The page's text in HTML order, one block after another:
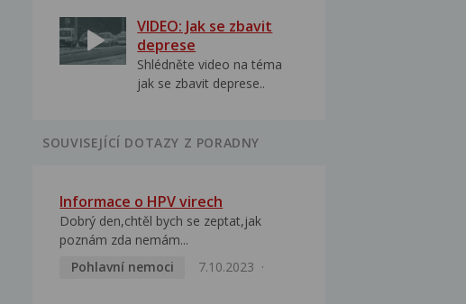
VIDEO: Jak se zbavit
deprese
Shlédněte video na téma
jak se zbavit deprese..
SOUVISEJÍCÍ DOTAZY Z PORADNY
Informace o HPV virech
Dobrý den,chtěl bych se zeptat,jak
poznám zda nemám...
Pohlavní nemoci
7.10.2023